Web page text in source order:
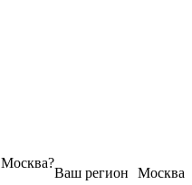
Москва
Ваш регион
Москва?